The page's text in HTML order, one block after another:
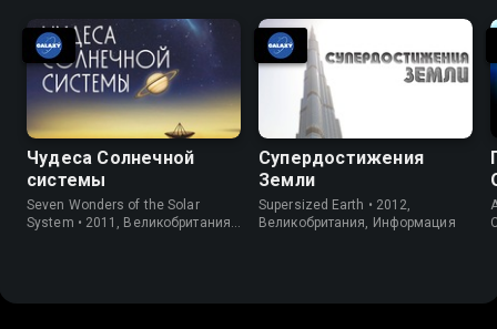
Чудеса Солнечной
системы
Seven Wonders of the Solar
System • 2011, Великобритания,
Супердостижения
Земли
Supersized Earth • 2012,
Великобритания, Информация